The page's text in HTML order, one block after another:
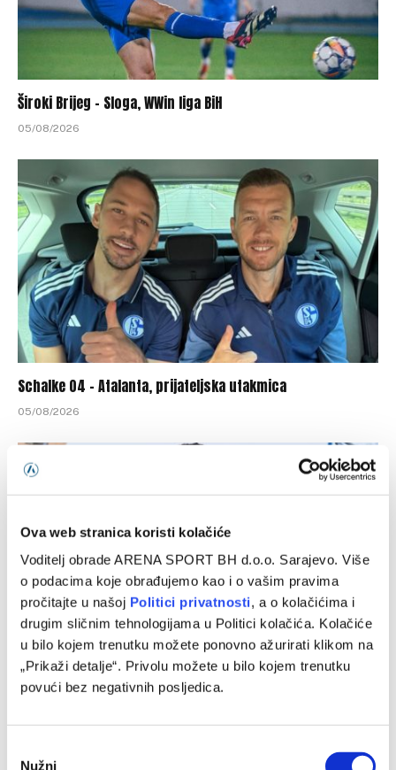
Ova web stranica koristi kolačiće
Voditelj obrade ARENA SPORT BH d.o.o. Sarajevo. Više
o podacima koje obrađujemo kao i o vašim pravima
pročitajte u našoj Politici privatnosti, a o kolačićima i
drugim sličnim tehnologijama u Politici kolačića. Kolačiće
u bilo kojem trenutku možete ponovno ažurirati klikom na
„Prikaži detalje“. Privolu možete u bilo kojem trenutku
povući bez negativnih posljedica.
Nužni
Široki Brijeg – Sloga, WWin liga BiH
05/08/2026
Schalke 04 – Atalanta, prijateljska utakmica
05/08/2026
Chelsea – Milan, prijateljska utakmica
05/08/2026